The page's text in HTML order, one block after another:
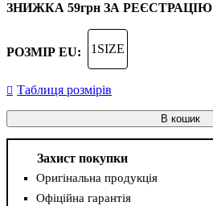
ЗНИЖКА 59грн ЗА РЕЄСТРАЦІЮ
РОЗМІР EU: 1SIZE
Таблиця розмірів
В кошик
Захист покупки
Оригінальна продукція
Офіційна гарантія